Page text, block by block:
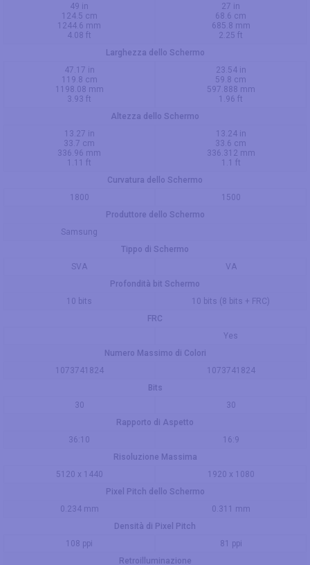
49 in
124.5 cm
1244.6 mm
4.08 ft
27 in
68.6 cm
685.8 mm
2.25 ft
Larghezza dello Schermo
47.17 in
119.8 cm
1198.08 mm
3.93 ft
23.54 in
59.8 cm
597.888 mm
1.96 ft
Altezza dello Schermo
13.27 in
33.7 cm
336.96 mm
1.11 ft
13.24 in
33.6 cm
336.312 mm
1.1 ft
Curvatura dello Schermo
1800
1500
Produttore dello Schermo
Samsung
Tippo di Schermo
SVA
VA
Profondità bit Schermo
10 bits
10 bits (8 bits + FRC)
FRC
Yes
Numero Massimo di Colori
1073741824
1073741824
Bits
30
30
Rapporto di Aspetto
36:10
16:9
Risoluzione Massima
5120 x 1440
1920 x 1080
Pixel Pitch dello Schermo
0.234 mm
0.311 mm
Densità di Pixel Pitch
108 ppi
81 ppi
Retroilluminazione